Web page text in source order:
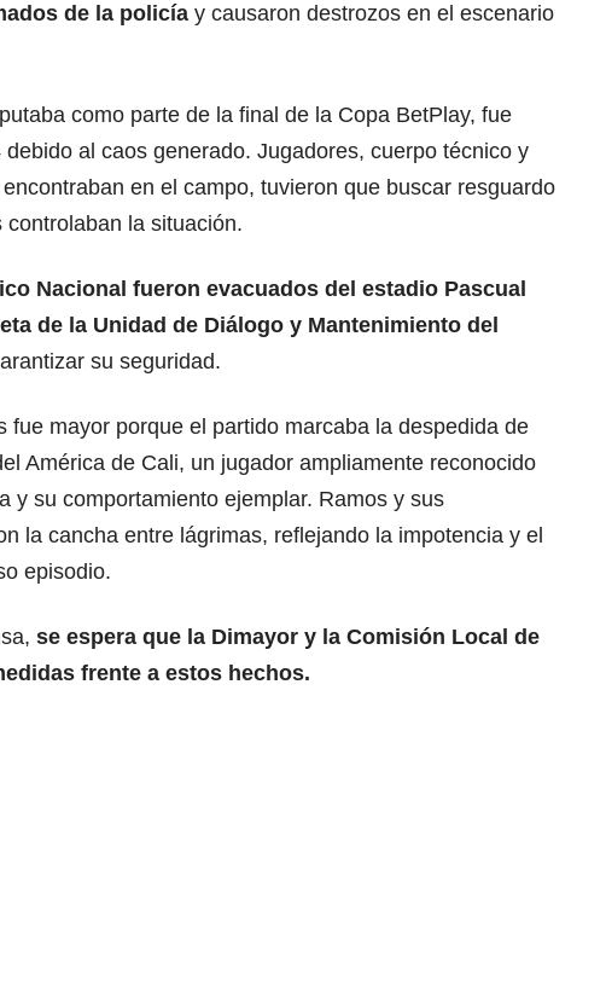
de la policía y causaron destrozos en el escenario
como parte de la final de la Copa BetPlay, fue
al caos generado. Jugadores, cuerpo técnico y
en el campo, tuvieron que buscar resguardo
la situación.
Nacional fueron evacuados del estadio Pascual
de la Unidad de Diálogo y Mantenimiento del
su seguridad.
fue mayor porque el partido marcaba la despedida de
América de Cali, un jugador ampliamente reconocido
y su comportamiento ejemplar. Ramos y sus
la cancha entre lágrimas, reflejando la impotencia y el
episodio.
se espera que la Dimayor y la Comisión Local de
frente a estos hechos.